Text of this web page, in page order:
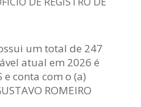
um total de 247
atual em 2026 é
e conta com o (a)
ROMEIRO